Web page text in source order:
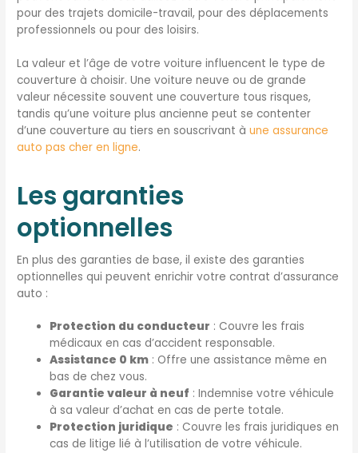
pour des trajets domicile-travail, pour des déplacements
professionnels ou pour des loisirs.
La valeur et l’âge de votre voiture influencent le type de
couverture à choisir. Une voiture neuve ou de grande
valeur nécessite souvent une couverture tous risques,
tandis qu’une voiture plus ancienne peut se contenter
d’une couverture au tiers en souscrivant àune assurance
auto pas cher en ligne.
Les garanties
optionnelles
En plus des garanties de base, il existe des garanties
optionnelles qui peuvent enrichir votre contrat d’assurance
auto :
Protection du conducteur : Couvre les frais
médicaux en cas d’accident responsable.
Assistance 0 km : Offre une assistance même en
bas de chez vous.
Garantie valeur à neuf : Indemnise votre véhicule
à sa valeur d’achat en cas de perte totale.
Protection juridique : Couvre les frais juridiques en
cas de litige lié à l’utilisation de votre véhicule.